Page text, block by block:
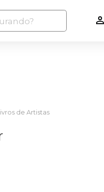
de Artistas